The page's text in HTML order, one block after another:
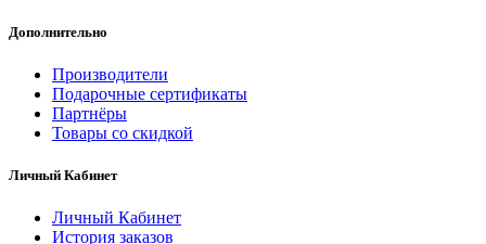
Дополнительно
Производители
Подарочные сертификаты
Партнёры
Товары со скидкой
Личный Кабинет
Личный Кабинет
История заказов